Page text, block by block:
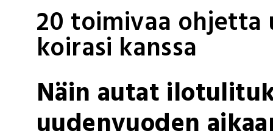
20 toimivaa
koirasi kanssa
Näin autat
uudenvuoden